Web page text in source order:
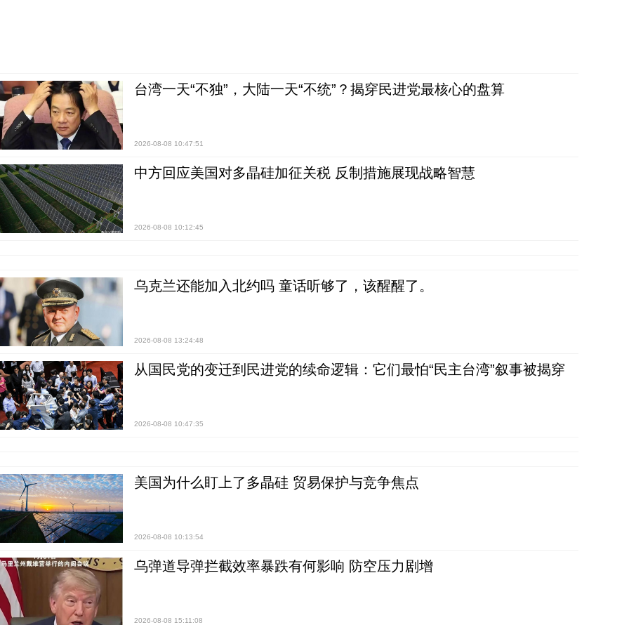
台湾一天“不独”，大陆一天“不统”？揭穿民进党最核心的盘算
2026-08-08 10:47:51
中方回应美国对多晶硅加征关税 反制措施展现战略智慧
2026-08-08 10:12:45
乌克兰还能加入北约吗 童话听够了，该醒醒了。
2026-08-08 13:24:48
从国民党的变迁到民进党的续命逻辑：它们最怕“民主台湾”叙事被揭穿
2026-08-08 10:47:35
美国为什么盯上了多晶硅 贸易保护与竞争焦点
2026-08-08 10:13:54
乌弹道导弹拦截效率暴跌有何影响 防空压力剧增
2026-08-08 15:11:08